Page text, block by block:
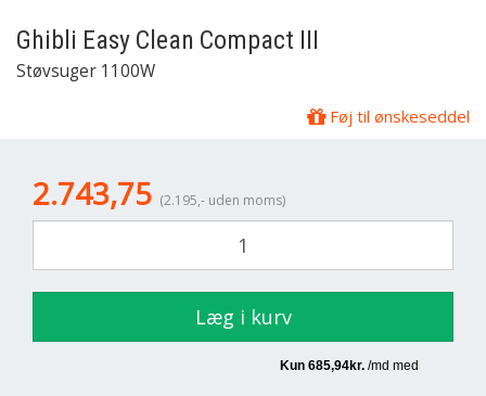
Ghibli Easy Clean Compact III
Støvsuger 1100W
Føj til ønskeseddel
2.743,75 (2.195,- uden moms)
Læg i kurv